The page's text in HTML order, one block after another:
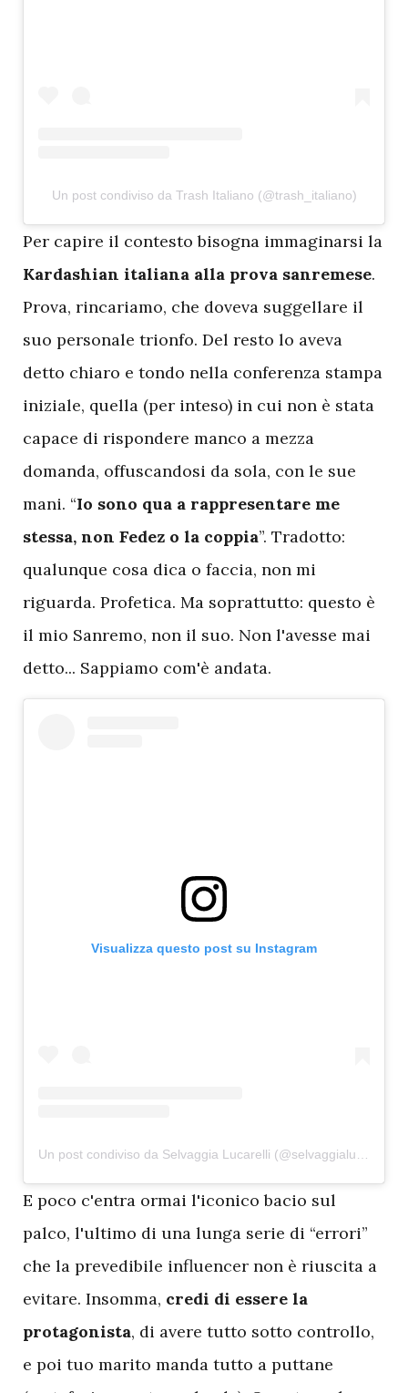
Un post condiviso da Trash Italiano (@trash_italiano)
Per capire il contesto bisogna immaginarsi la
Kardashian italiana alla prova sanremese.
Prova, rincariamo, che doveva suggellare il
suo personale trionfo. Del resto lo aveva
detto chiaro e tondo nella conferenza stampa
iniziale, quella (per inteso) in cui non è stata
capace di rispondere manco a mezza
domanda, offuscandosi da sola, con le sue
mani. “Io sono qua a rappresentare me
stessa, non Fedez o la coppia”. Tradotto:
qualunque cosa dica o faccia, non mi
riguarda. Profetica. Ma soprattutto: questo è
il mio Sanremo, non il suo. Non l'avesse mai
detto... Sappiamo com'è andata.
Visualizza questo post su Instagram
E poco c'entra ormai l'iconico bacio sul
palco, l'ultimo di una lunga serie di “errori”
che la prevedibile influencer non è riuscita a
evitare. Insomma, credi di essere la
protagonista, di avere tutto sotto controllo,
e poi tuo marito manda tutto a puttane